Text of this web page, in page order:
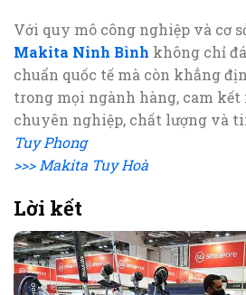
Với quy mô công nghiệp và cơ
Makita Ninh Bình không chỉ
chuẩn quốc tế mà còn khẳng
trong mọi ngành hàng, cam kết
chuyên nghiệp, chất lượng và
Tuy Phong
>>> Makita Tuy Hoà
Lời kết